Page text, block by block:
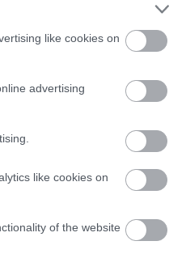
like cookies on
advertising
like cookies on
of the website
na kolečkových lyžích, a
Vsi u Jablonce.
V07 SILVER